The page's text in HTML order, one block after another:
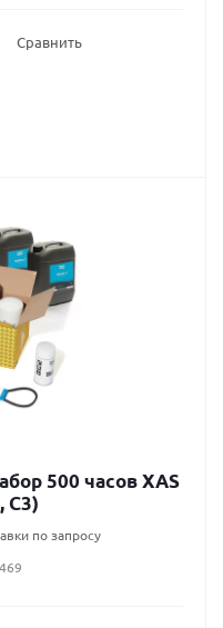
Сравнить
500 часов XAS
C3)
по запросу